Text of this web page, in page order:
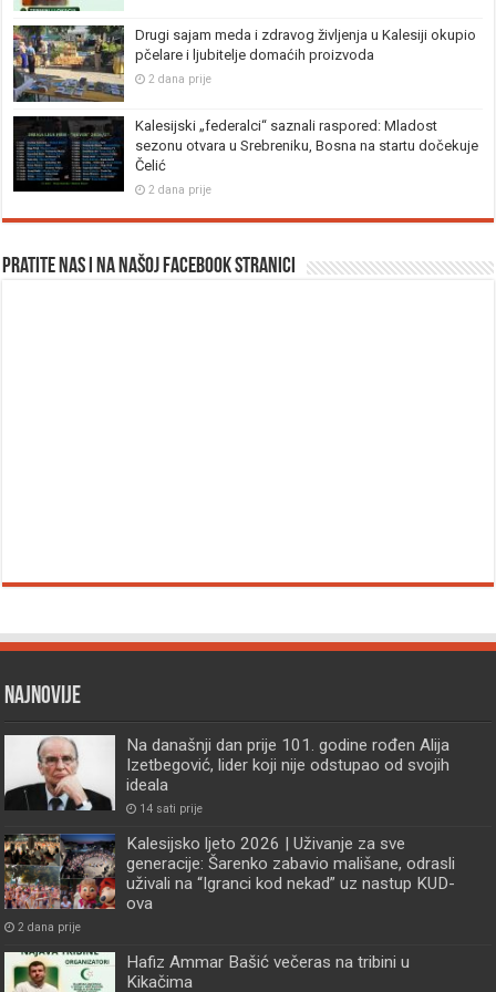
Drugi sajam meda i zdravog življenja u Kalesiji okupio
pčelare i ljubitelje domaćih proizvoda
2 dana prije
Kalesijski „federalci“ saznali raspored: Mladost
sezonu otvara u Srebreniku, Bosna na startu dočekuje
Čelić
2 dana prije
Pratite nas i na našoj facebook stranici
Najnovije
Na današnji dan prije 101. godine rođen Alija
Izetbegović, lider koji nije odstupao od svojih
ideala
14 sati prije
Kalesijsko ljeto 2026 | Uživanje za sve
generacije: Šarenko zabavio mališane, odrasli
uživali na “Igranci kod nekad” uz nastup KUD-
ova
2 dana prije
Hafiz Ammar Bašić večeras na tribini u
Kikačima